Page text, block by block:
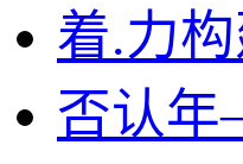
着.力
否认年